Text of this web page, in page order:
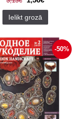
Ielikt grozā
-50%